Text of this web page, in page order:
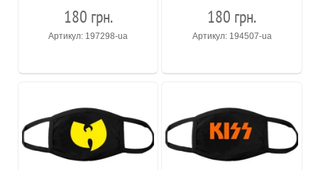
180 грн.
Артикул: 197298-ua
180 грн.
Артикул: 194507-ua